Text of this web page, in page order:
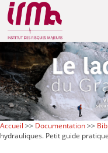
Accueil >> Documentation>>
hydrauliques. Petit guide